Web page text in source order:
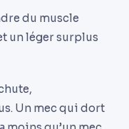
du muscle
un léger surplus
Un mec qui dort